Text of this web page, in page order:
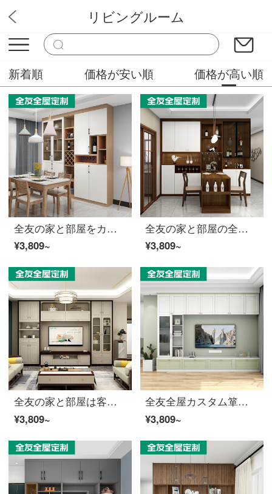
オーピー家具専門店
リビングルーム
新着順 価格が安い順 価格が高い順
全友の家と部屋をカスタマイズして現代の居酒屋を注文して注文して注文します。全体的に現代的で簡単に注文して誠意の金を注文します。
¥3,809~
全友の家と部屋の全部屋は注文して食事を注文して、居酒屋を注文して注文して家庭全体を注文して注文します。
¥3,809~
全友の家と部屋は客間の新しい中国式の壁を整えてテレビキャビネットを注文して背景の壁全体の壁の家具を注文して誠意の金を注文して、具体的な金額は実際の設計案を基準にして、詳しく顧客サービスを聞きます。
¥3,809~
全友全屋カスタム箪笥オーダーメイドフラットドア全体の家具アメリカン田園認識木小筑シリーズカスタマイズ誠意金（具体的な金額は設計案に準じて、顧客サービスを詳しくお聞きします）
¥3,809~